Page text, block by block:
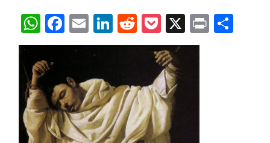
WhatsApp
Facebook
EmailLinkedIn
Reddit
Pocket
X Print